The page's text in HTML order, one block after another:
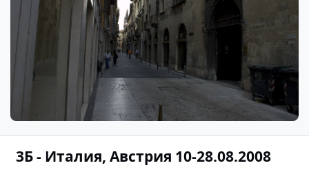
3Б - Италия, Австрия 10-28.08.2008